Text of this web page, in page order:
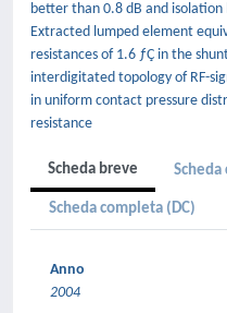
better than 0.8 dB and
Extracted lumped element
resistances of 1.6 ƒÇ in the
interdigitated topology of RF-
in uniform contact pressure
resistance
Scheda breve
Scheda completa (DC)
Anno
2004